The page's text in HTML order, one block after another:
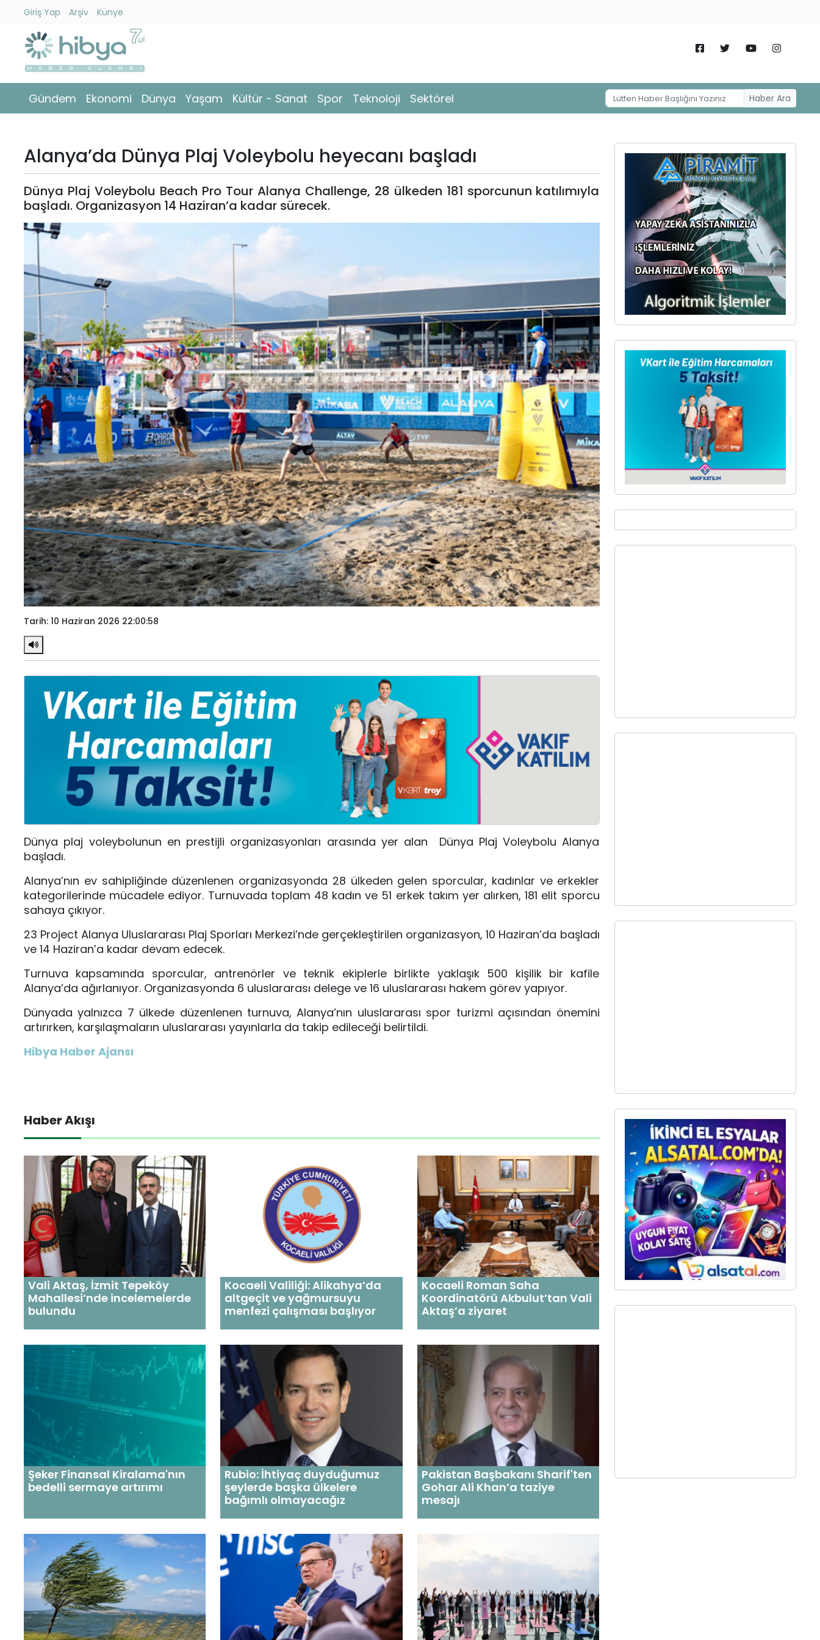
Giriş Yap Arşiv Künye
Gündem Ekonomi Dünya Yaşam Kültür - Sanat Spor Teknoloji Sektörel Haber Ara
Gündem
Ekonomi
Yaşam
Kültür
Sanat
Spor
Teknoloji
Arşiv
Künye
Giriş
Yap
Alanya’da Dünya Plaj Voleybolu heyecanı başladı
Dünya Plaj Voleybolu Beach Pro Tour Alanya Challenge, 28 ülkeden 181 sporcunun katılımıyla
başladı. Organizasyon 14 Haziran’a kadar sürecek.
Tarih: 10 Haziran 2026 22:00:58
Dünya plaj voleybolunun en prestijli organizasyonları arasında yer alan Dünya Plaj Voleybolu Alanya
başladı.
Alanya’nın ev sahipliğinde düzenlenen organizasyonda 28 ülkeden gelen sporcular, kadınlar ve erkekler
kategorilerinde mücadele ediyor. Turnuvada toplam 48 kadın ve 51 erkek takım yer alırken, 181 elit sporcu
sahaya çıkıyor.
23 Project Alanya Uluslararası Plaj Sporları Merkezi’nde gerçekleştirilen organizasyon, 10 Haziran’da başladı
ve 14 Haziran’a kadar devam edecek.
Turnuva kapsamında sporcular, antrenörler ve teknik ekiplerle birlikte yaklaşık 500 kişilik bir kafile
Alanya’da ağırlanıyor. Organizasyonda 6 uluslararası delege ve 16 uluslararası hakem görev yapıyor.
Dünyada yalnızca 7 ülkede düzenlenen turnuva, Alanya’nın uluslararası spor turizmi açısından önemini
artırırken, karşılaşmaların uluslararası yayınlarla da takip edileceği belirtildi.
Hibya Haber Ajansı
Haber Akışı
Vali Aktaş, İzmit Tepeköy
Mahallesi’nde incelemelerde
bulundu
Kocaeli Valiliği: Alikahya’da
altgeçit ve yağmursuyu
menfezi çalışması başlıyor
Kocaeli Roman Saha
Koordinatörü Akbulut’tan Vali
Aktaş’a ziyaret
Şeker Finansal Kiralama'nın
bedelli sermaye artırımı
Rubio: İhtiyaç duyduğumuz
şeylerde başka ülkelere
bağımlı olmayacağız
Pakistan Başbakanı Sharif'ten
Gohar Ali Khan’a taziye
mesajı